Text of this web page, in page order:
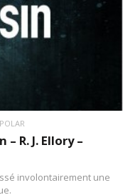
POLAR
R. J. Ellory –
involontairement une